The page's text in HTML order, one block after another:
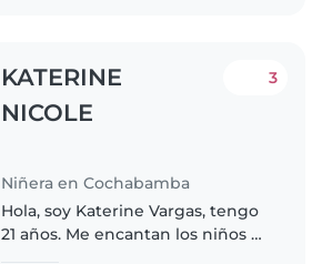
KATERINE
NICOLE
Niñera en Cochabamba
3
Hola, soy Katerine Vargas, tengo
21 años. Me encantan los niños y